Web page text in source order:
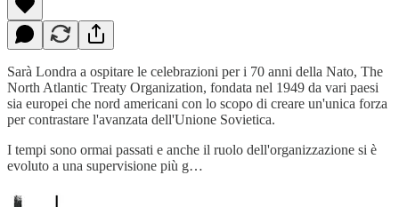
Sarà Londra a ospitare le celebrazioni per i 70 anni della Nato, The
North Atlantic Treaty Organization, fondata nel 1949 da vari paesi
sia europei che nord americani con lo scopo di creare un'unica forza
per contrastare l'avanzata dell'Unione Sovietica.
I tempi sono ormai passati e anche il ruolo dell'organizzazione si è
evoluto a una supervisione più g…